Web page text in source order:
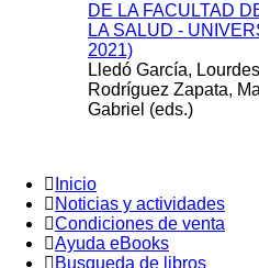
DE LA FACULTAD
LA SALUD -
2021)
Lledó García,
Rodríguez Zapata,
Gabriel (eds.)
Inicio
Noticias y actividades
Condiciones de venta
Ayuda eBooks
Busqueda de libros